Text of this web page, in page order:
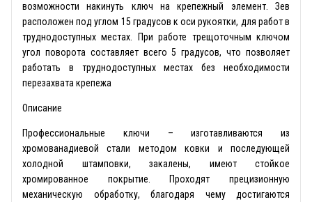
возможности накинуть ключ на крепежный элемент. Зев
расположен под углом 15 градусов к оси рукоятки, для работ в
труднодоступных местах. При работе трещоточным ключом
угол поворота составляет всего 5 градусов, что позволяет
работать в труднодоступных местах без необходимости
перезахвата крепежа
Описание
Профессиональные ключи – изготавливаются из
хромованадиевой стали методом ковки и последующей
холодной штамповки, закалены, имеют стойкое
хромированное покрытие. Проходят прецизионную
механическую обработку, благодаря чему достигаются